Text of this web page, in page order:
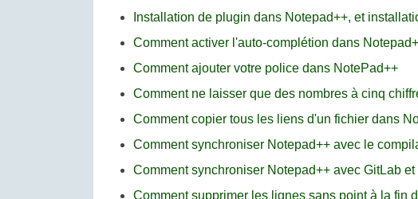
Installation de plugin dans Notepad++, et
Comment activer l'auto-complétion dans
Comment ajouter votre police dans NotePad++
Comment ne laisser que des nombres à cinq
Comment copier tous les liens d'un fichier dans
Comment synchroniser Notepad++ avec le
Comment synchroniser Notepad++ avec GitLab et
Comment supprimer les lignes sans point à la fin